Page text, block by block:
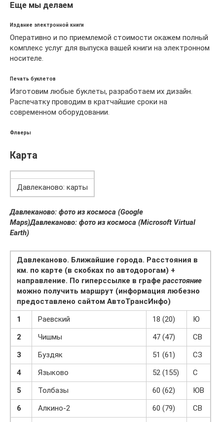
Еще мы делаем
Издание электронной книги
Оперативно и по приемлемой стоимости окажем полный
комплекс услуг для выпуска вашей книги на электронном
носителе.
Печать буклетов
Изготовим любые буклеты, разработаем их дизайн.
Распечатку проводим в кратчайшие сроки на
современном оборудовании.
Флаеры
Карта
Давлеканово: карты
Давлеканово: фото из космоса (Google
Maps)Давлеканово: фото из космоса (Microsoft Virtual
Earth)
Давлеканово. Ближайшие города. Расстояния в
км. по карте (в скобках по автодорогам) +
направление. По гиперссылке в графе расстояние
можно получить маршрут (информация любезно
предоставлено сайтом АвтоТрансИнфо)
1
Раевский 18 (20)
Ю
2
Чишмы 47 (47)
СВ
3
Буздяк 51 (61)
СЗ
4
Языково 52 (155)
С
5
Толбазы 60 (62)
ЮВ
6
Алкино-2 60 (79)
СВ